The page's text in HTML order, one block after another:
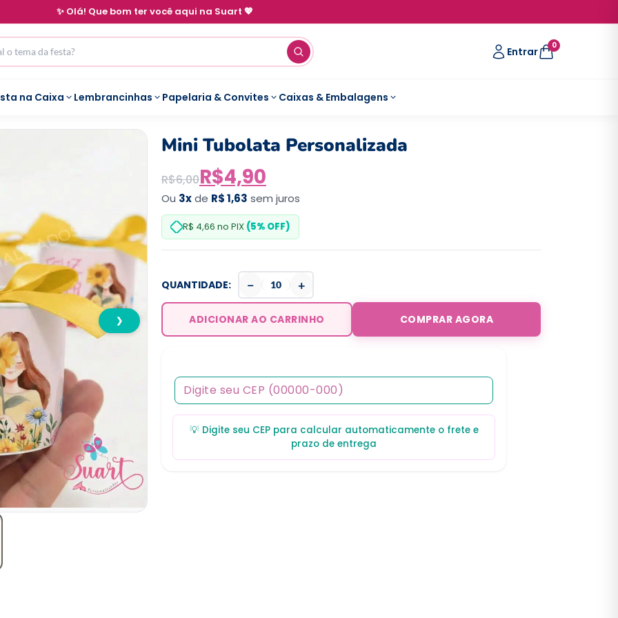
✨ Olá! Que bom ter você aqui na Suart 💖
Entrar 0
na Caixa Lembrancinhas Papelaria & Convites Caixas & Embalagens
❯
Mini Tubolata Personalizada
R$6,00R$4,90
Ou 3xde R$ 1,63 sem juros
R$ 4,66 no PIX (5% OFF)
QUANTIDADE: − +
ADICIONAR AO CARRINHO COMPRAR AGORA
💡 Digite seu CEP para calcular automaticamente o frete e
prazo de entrega